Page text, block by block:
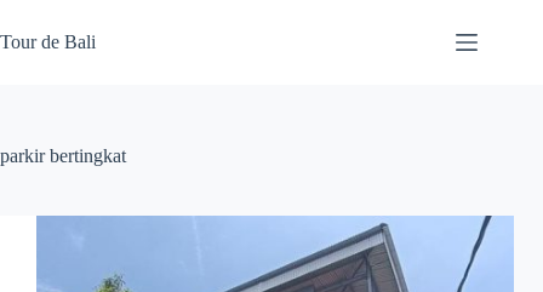
to
content
Tour de Bali
parkir bertingkat